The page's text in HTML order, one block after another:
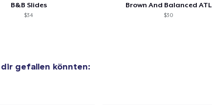
B&B Slides
$34
Brown And Balanced ATL
$30
gefallen könnten: